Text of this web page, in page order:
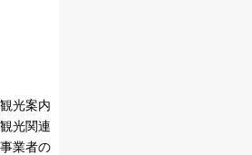
観光案内
観光関連
事業者の